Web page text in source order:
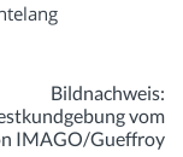
Bildnachweis:
vom
IMAGO/Gueffroy